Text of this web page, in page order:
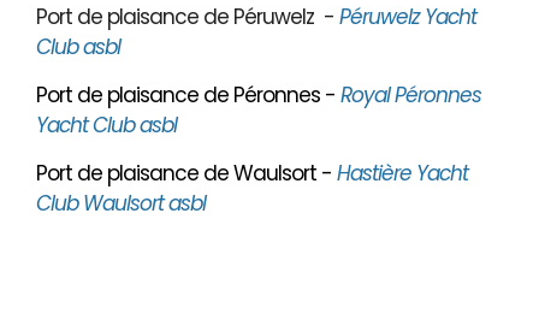
Port de plaisance de Péruwelz - Péruwelz Yacht
Club asbl
Port de plaisance de Péronnes - Royal Péronnes
Yacht Club asbl
Port de plaisance de Waulsort - Hastière Yacht
Club Waulsort asbl